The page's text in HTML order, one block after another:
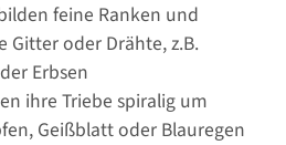
feine Ranken und
oder Drähte, z.B.
Erbsen
ihre Triebe spiralig um
Geißblatt oder Blauregen